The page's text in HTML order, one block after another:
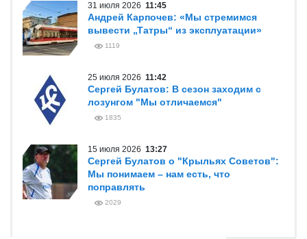
31 июля 2026 11:45
Андрей Карпочев: «Мы стремимся
вывести „Татры“ из эксплуатации»
1119
25 июля 2026 11:42
Сергей Булатов: В сезон заходим с
лозунгом "Мы отличаемся"
1835
15 июля 2026 13:27
Сергей Булатов о "Крыльях Советов":
Мы понимаем – нам есть, что
поправлять
2029